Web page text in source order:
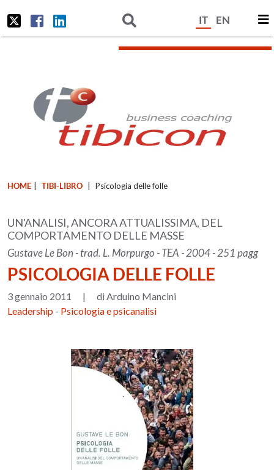
IT EN
HOME TIBI-LIBRO Psicologia delle folle
UN'ANALISI, ANCORA ATTUALISSIMA, DEL
COMPORTAMENTO DELLE MASSE
Gustave Le Bon - trad. L. Morpurgo - TEA - 2004 - 251 pagg
PSICOLOGIA DELLE FOLLE
3 gennaio 2011 |
di Arduino Mancini
Leadership - Psicologia e psicanalisi